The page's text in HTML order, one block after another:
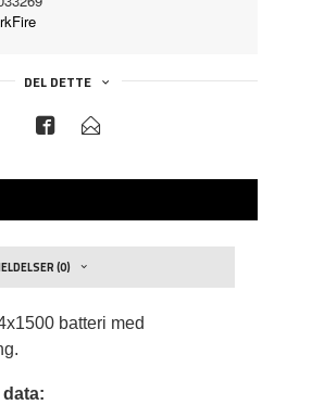
DEL DETTE
(0)
batteri med